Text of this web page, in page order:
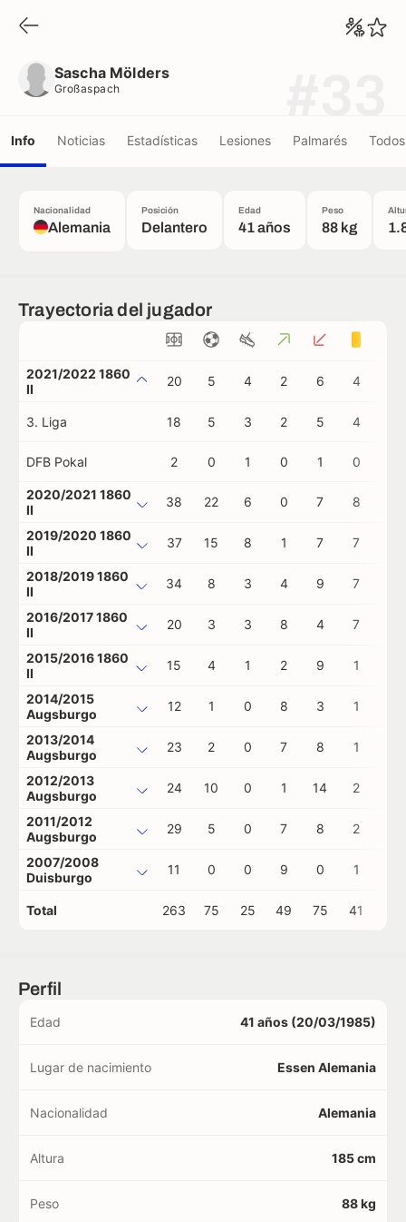
Sascha Mölders
Großaspach
Info Noticias Estadísticas Lesiones Palmarés
Nacionalidad
Alemania
Posición
Delantero
Edad
41 años
Peso
88 kg
Trayectoria del jugador
2021/2022 1860
II
20 5 4 2 6 4
3. Liga 18 5 3 2 5 4
DFB Pokal 2 0 1 0 1 0
2020/2021 1860
II
38 22 6 0 7 8
2019/2020 1860
II
37 15 8 1 7 7
2018/2019 1860
II
34 8 3 4 9 7
2016/2017 1860
II
20 3 3 8 4 7
2015/2016 1860
II
15 4 1 2 9 1
2014/2015
Augsburgo
12 1 0 8 3 1
2013/2014
Augsburgo
23 2 0 7 8 1
2012/2013
Augsburgo
24 10 0 1 14 2
2011/2012
Augsburgo
29 5 0 7 8 2
2007/2008
Duisburgo
11 0 0 9 0 1
Total 263 75 25 49 75 41
Perfil
Edad 41 años (20/03/1985)
Lugar de nacimiento Essen Alemania
Nacionalidad Alemania
Altura 185 cm
Peso 88 kg